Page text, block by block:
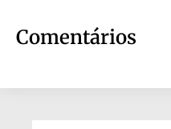
Comentários